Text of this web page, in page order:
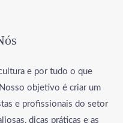
e por tudo o que
objetivo é criar um
e profissionais do setor
dicas práticas e as